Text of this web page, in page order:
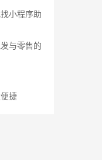
小程序助
与零售的
捷